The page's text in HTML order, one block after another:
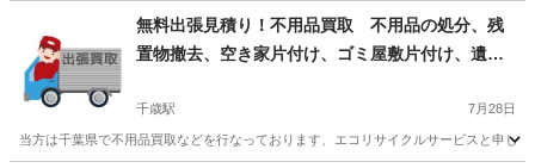
無料出張見積り！不用品買取 不用品の処分、残
置物撤去、空き家片付け、ゴミ屋敷片付け、遺品
津市 木更津市 袖ヶ浦市
千歳駅 7月28日
当方は千葉県で不用品買取などを行なっております、エコリサイクルサービスと申し